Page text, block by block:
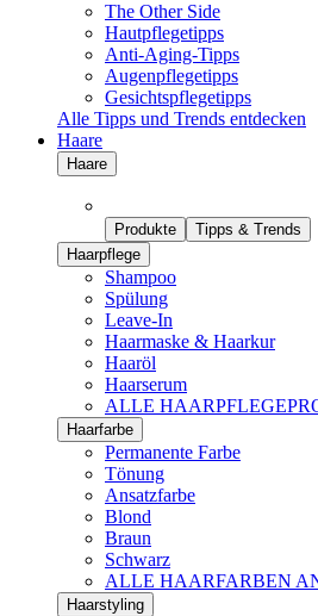
The Other Side
Hautpflegetipps
Anti-Aging-Tipps
Augenpflegetipps
Gesichtspflegetipps
Alle Tipps und Trends entdecken
Haare
Haare
Produkte
Tipps & Trends
Haarpflege
Shampoo
Spülung
Leave-In
Haarmaske & Haarkur
Haaröl
Haarserum
ALLE
Haarfarbe
Permanente Farbe
Tönung
Ansatzfarbe
Blond
Braun
Schwarz
ALLE HAARFARBEN
Haarstyling